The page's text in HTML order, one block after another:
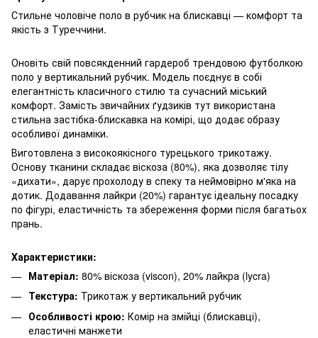
Стильне чоловіче поло в рубчик на блискавці — комфорт та
якість з Туреччини.
Оновіть свій повсякденний гардероб трендовою футболкою
поло у вертикальний рубчик. Модель поєднує в собі
елегантність класичного стилю та сучасний міський
комфорт. Замість звичайних ґудзиків тут використана
стильна застібка-блискавка на комірі, що додає образу
особливої динаміки.
Виготовлена з високоякісного турецького трикотажу.
Основу тканини складає віскоза (80%), яка дозволяє тілу
«дихати», дарує прохолоду в спеку та неймовірно м'яка на
дотик. Додавання лайкри (20%) гарантує ідеальну посадку
по фігурі, еластичність та збереження форми після багатьох
прань.
Характеристики:
Матеріал: 80% віскоза (viscon), 20% лайкра (lycra)
Текстура: Трикотаж у вертикальний рубчик
Особливості крою: Комір на змійці (блискавці),
еластичні манжети